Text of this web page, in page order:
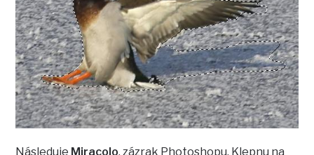
Následuje Miracolo, zázrak Photoshopu. Klepnu na